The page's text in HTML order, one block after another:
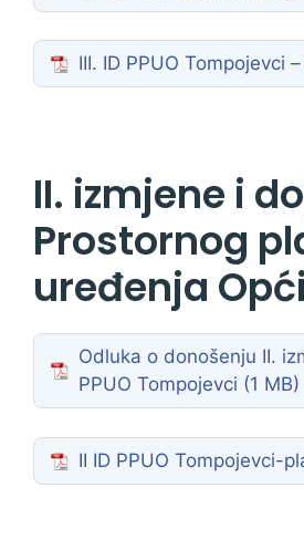
III. ID PPUO Tompojevci
II. izmjene i
Prostornog
uređenja
Odluka o donošenju II.
PPUO Tompojevci
II ID PPUO Tompojevci-